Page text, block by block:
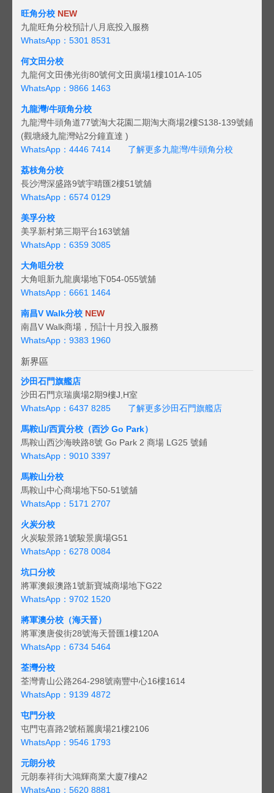
旺角分校 NEW
九龍旺角分校預計八月底投入服務
WhatsApp：5301 8531
何文田分校
九龍何文田佛光街80號何文田廣場1樓101A-105
WhatsApp：9866 1463
九龍灣/牛頭角分校
九龍灣牛頭角道77號淘大花園二期淘大商場2樓S138-139號鋪
(觀塘綫九龍灣站2分鐘直達 )
WhatsApp：4446 7414
了解更多九龍灣/牛頭角分校
荔枝角分校
長沙灣深盛路9號宇晴匯2樓51號舖
WhatsApp：6574 0129
美孚分校
美孚新村第三期平台163號舖
WhatsApp：6359 3085
大角咀分校
大角咀新九龍廣場地下054-055號舖
WhatsApp：6661 1464
南昌V Walk分校 NEW
南昌V Walk商場，預計十月投入服務
WhatsApp：9383 1960
新界區
沙田石門旗艦店
沙田石門京瑞廣場2期9樓J,H室
WhatsApp：6437 8285
了解更多沙田石門旗艦店
馬鞍山/西貢分校（西沙 Go Park）
馬鞍山西沙海映路8號 Go Park 2 商場 LG25 號鋪
WhatsApp：9010 3397
馬鞍山分校
馬鞍山中心商場地下50-51號舖
WhatsApp：5171 2707
火炭分校
火炭駿景路1號駿景廣場G51
WhatsApp：6278 0084
坑口分校
將軍澳銀澳路1號新寶城商場地下G22
WhatsApp：9702 1520
將軍澳分校（海天晉）
將軍澳唐俊街28號海天晉匯1樓120A
WhatsApp：6734 5464
荃灣分校
荃灣青山公路264-298號南豐中心16樓1614
WhatsApp：9139 4872
屯門分校
屯門屯喜路2號栢麗廣場21樓2106
WhatsApp：9546 1793
元朗分校
元朗泰祥街大鴻輝商業大廈7樓A2
WhatsApp：5620 8881